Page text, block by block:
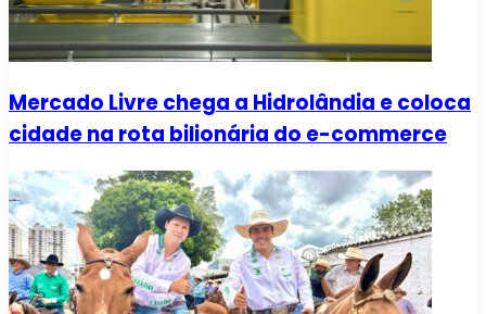
Mercado Livre chega a Hidrolândia e coloca
cidade na rota bilionária do e-commerce